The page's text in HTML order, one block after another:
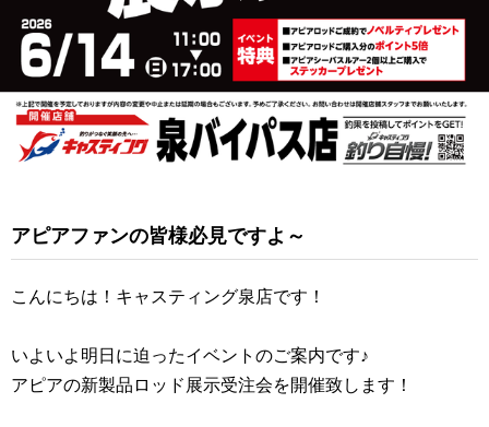
アピアファンの皆様必見ですよ～
こんにちは！キャスティング泉店です！
いよいよ明日に迫ったイベントのご案内です♪
アピアの新製品ロッド展示受注会を開催致します！